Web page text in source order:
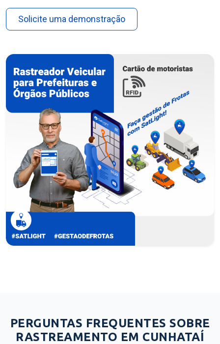
Solicite uma demonstração
PERGUNTAS FREQUENTES SOBRE
RASTREAMENTO EM CUNHATAÍ